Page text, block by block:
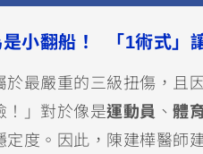
小翻船！ 「1術式」
於最嚴重的三級扭傷，
！」對於像是運動員 、 體
定度。因此，陳建樺醫師